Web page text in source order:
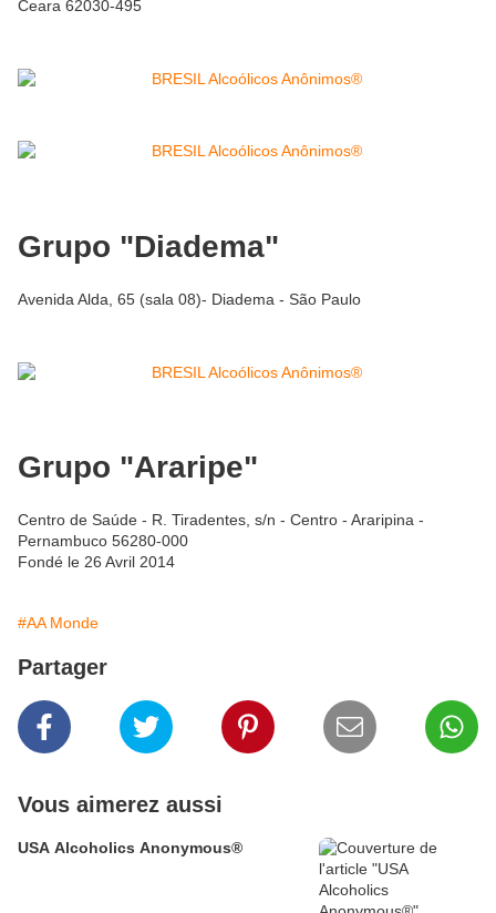
Ceara 62030-495
Grupo "Diadema"
Avenida Alda, 65 (sala 08)- Diadema - São Paulo
Grupo "Araripe"
Centro de Saúde - R. Tiradentes, s/n - Centro - Araripina -
Pernambuco 56280-000
Fondé le 26 Avril 2014
#AA Monde
Partager
Vous aimerez aussi
USA Alcoholics Anonymous®